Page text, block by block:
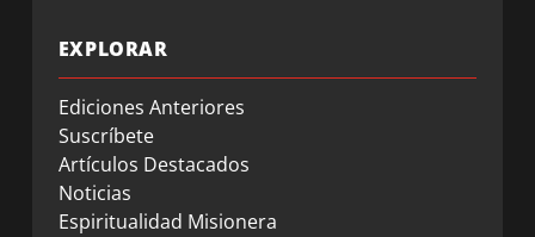
EXPLORAR
Ediciones Anteriores
Suscríbete
Artículos Destacados
Noticias
Espiritualidad Misionera